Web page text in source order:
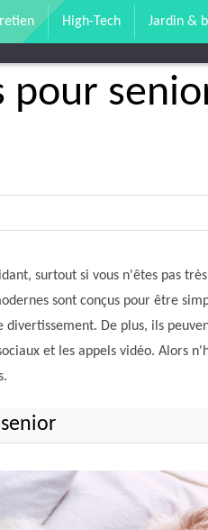
High-Tech Jardin &
pour
surtout si vous n'êtes pas
sont conçus pour être
De plus, ils
et les appels vidéo. Alors